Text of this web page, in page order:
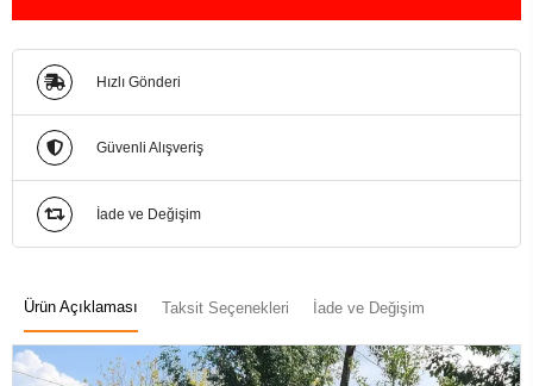
Hızlı Gönderi
Güvenli Alışveriş
İade ve Değişim
Ürün Açıklaması Taksit Seçenekleri İade ve Değişim